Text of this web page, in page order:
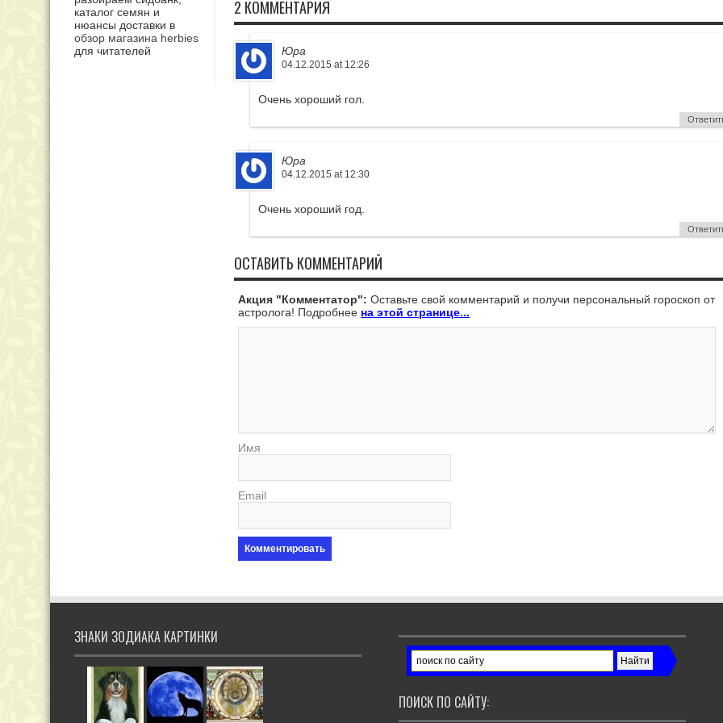
2 КОММЕНТАРИЯ
Юра
04.12.2015 at 12:26
Очень хороший гол.
Юра
04.12.2015 at 12:30
Очень хороший год.
ОСТАВИТЬ КОММЕНТАРИЙ
Акция "Комментатор": Оставьте свой комментарий и получи персональный гороскоп от
астролога! Подробнее на этой странице...
Имя
Email
каталог семян и
нюансы доставки в
обзор магазина herbies
для читателей
ЗНАКИ ЗОДИАКА КАРТИНКИ
ПОИСК ПО САЙТУ: